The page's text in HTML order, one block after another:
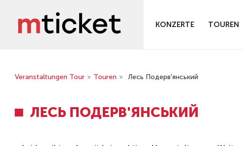
KONZERTE TOUREN
Veranstaltungen Tour » Touren » Лесь Подерв'янський
ЛЕСЬ ПОДЕРВ'ЯНСЬКИЙ